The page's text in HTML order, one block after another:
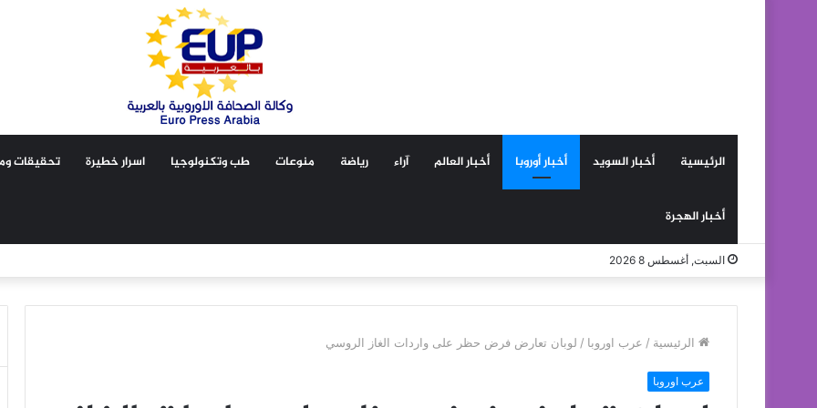
الرئيسية أخبار السويد أخبار أوروبا أخبار العالم آراء رياضة منوعات طب وتكنولوجيا اسرار خطيرة تحقيقات
أخبار الهجرة
السبت, أغسطس 8 2026
الرئيسية / عرب اوروبا / لوبان تعارض فرض حظر على واردات الغاز الروسي
عرب اوروبا